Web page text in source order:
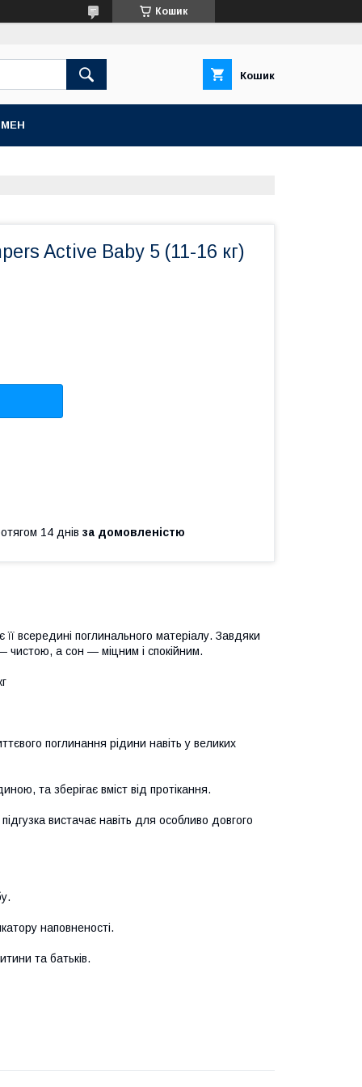
Кошик
Кошик
Active Baby 5 (11-16 кг)
14 днів за домовленістю
всередині поглинального матеріалу. Завдяки
чистою, а сон — міцним і спокійним.
поглинання рідини навіть у великих
та зберігає вміст від протікання.
вистачає навіть для особливо довгого
наповненості.
та батьків.